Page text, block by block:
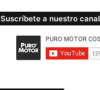
Suscríbete a nuestro canal